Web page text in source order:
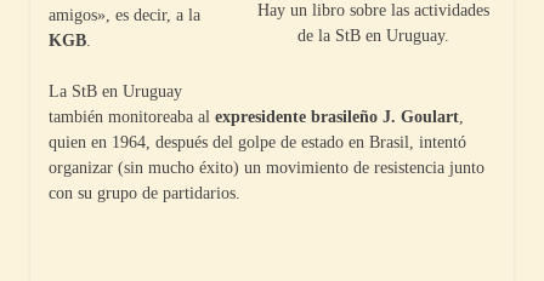
Hay un libro sobre las actividades
de la StB en Uruguay.
amigos», es decir, a la
KGB
La StB en Uruguay
también monitoreaba al expresidente brasileño J. Goulart
quien en 1964, después del golpe de estado en Brasil, intentó
organizar (sin mucho éxito) un movimiento de resistencia junto
con su grupo de partidarios.